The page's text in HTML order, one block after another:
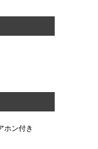
ホン付き